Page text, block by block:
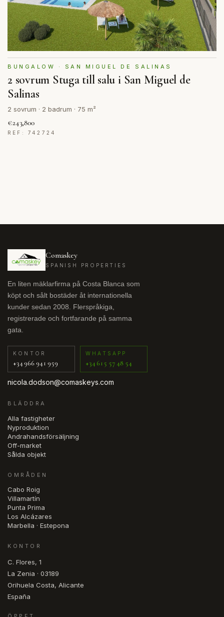
BUNGALOW · SAN MIGUEL DE SALINAS
2 sovrum Stuga till salu i San Miguel de
Salinas
2 sovrum · 2 badrum · 75 m²
€243,800
REF: 742724
Comaskey
SPANISH PROPERTIES
En liten mäklarfirma på Costa Blanca som
köpt och sålt bostäder åt internationella
kunder sedan 2008. Flerspråkiga,
registrerade och fortfarande på samma
gata.
KONTOR
+34 966 941 959
WHATSAPP
+34 615 57 48 54
nicola.dodson@comaskeys.com
BLÄDDRA
Alla fastigheter
Nyproduktion
Andrahandsförsäljning
Off-market
Sålda objekt
OMRÅDEN
Cabo Roig
Villamartín
Punta Prima
Los Alcázares
Marbella · Estepona
KONTOR
C. Flores, 1
La Zenia · 03189
Orihuela Costa, Alicante
España